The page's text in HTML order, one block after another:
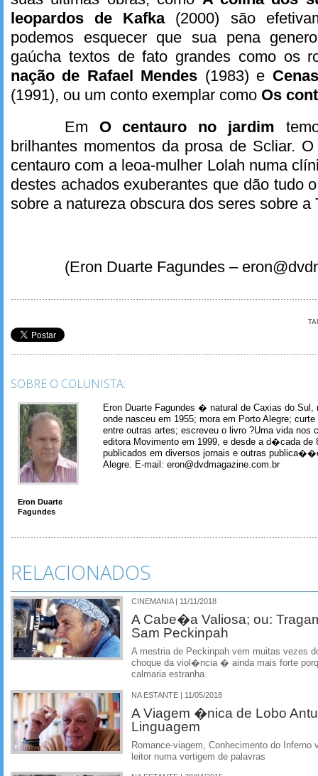
leopardos de Kafka (2000) são
podemos esquecer que sua pena
gaúcha textos de fato grandes como os
nação de Rafael Mendes (1983) e
(1991), ou um conto exemplar como Os
Em O centauro no jardim
brilhantes momentos da prosa de Scliar.
centauro com a leoa-mulher Lolah numa
destes achados exuberantes que dão tudo
sobre a natureza obscura dos seres sobre a
(Eron Duarte Fagundes –
SOBRE O COLUNISTA:
Eron Duarte
Fagundes
Eron Duarte Fagundes � natural de Caxias do Sul,
onde nasceu em 1955; mora em Porto Alegre;
entre outras artes; escreveu o livro ?Uma vida nos
editora Movimento em 1999, e desde a d�cada de
publicados em diversos jornais e outras
Alegre. E-mail: eron@dvdmagazine.com.br
RELACIONADOS
CINEMANIA | 11/11/2018
A Cabe�a Valiosa; ou:
Sam Peckinpah
A mestria de Peckinpah vem muitas vezes
choque da viol�ncia � ainda mais forte
calmaria estranha
NA ESTANTE | 11/05/2018
A Viagem �nica de Lobo
Linguagem
Romance-viagem, Conhecimento do
leitor numa vertigem de palavras